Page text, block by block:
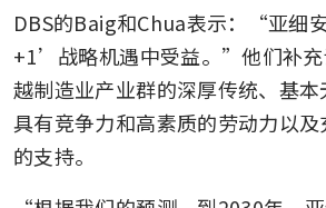
DBS的Baig和Chua表示：“亚细
+1’战略机遇中受益。”他们补充
越制造业产业群的深厚传统、基本
具有竞争力和高素质的劳动力以
的支持。